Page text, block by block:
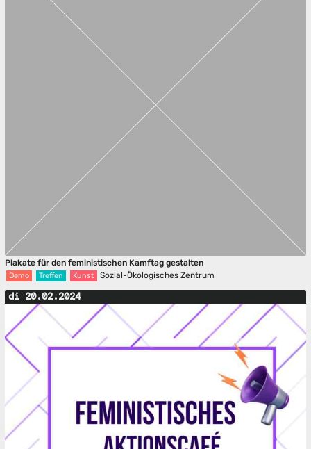
Plakate für den feministischen Kamftag gestalten
Demo Treffen Kunst Sozial-Ökologisches Zentrum
di 20.02.2024